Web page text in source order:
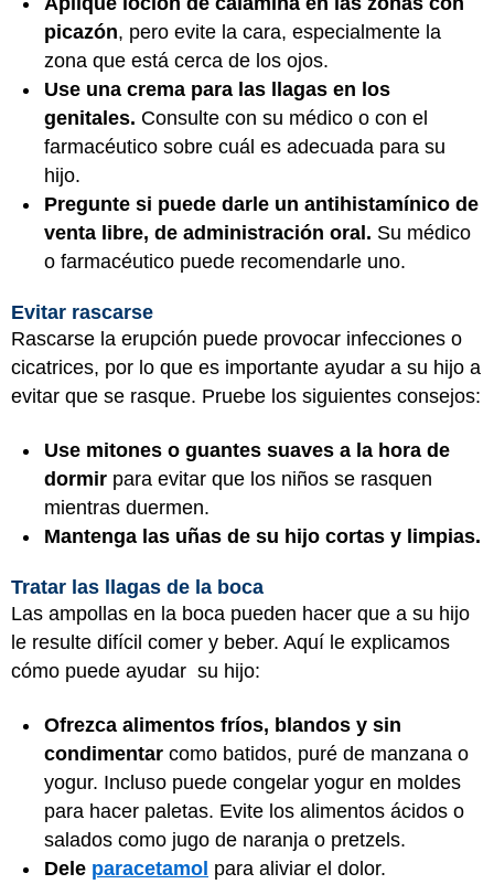
picazón, pero evite la cara, especialmente la
zona que está cerca de los ojos.
Use una crema para las llagas en los
genitales. Consulte con su médico o con el
farmacéutico sobre cuál es adecuada para su
hijo.
Pregunte si puede darle un antihistamínico de
venta libre, de administración oral. Su médico
o farmacéutico puede recomendarle uno.
Evitar rascarse
Rascarse la erupción puede provocar infecciones o
cicatrices, por lo que es importante ayudar a su hijo a
evitar que se rasque. Pruebe los siguientes consejos:
Use mitones o guantes suaves a la hora de
dormir para evitar que los niños se rasquen
mientras duermen.
Mantenga las uñas de su hijo cortas y limpias.
Tratar las llagas de la boca
Las ampollas en la boca pueden hacer que a su hijo
le resulte difícil comer y beber. Aquí le explicamos
cómo puede ayudar su hijo:
Ofrezca alimentos fríos, blandos y sin
condimentar como batidos, puré de manzana o
yogur. Incluso puede congelar yogur en moldes
para hacer paletas. Evite los alimentos ácidos o
salados como jugo de naranja o pretzels.
Dele paracetamol para aliviar el dolor.